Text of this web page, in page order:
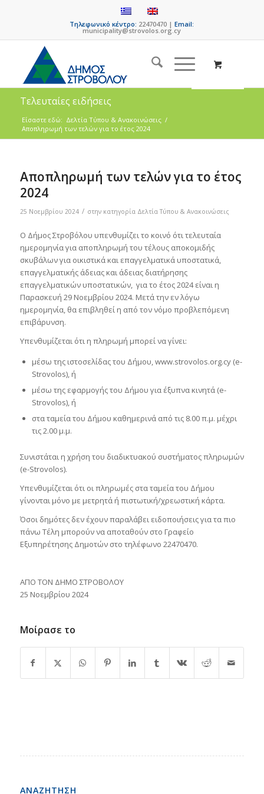
Τηλεφωνικό κέντρο: 22470470 |Email:
municipality@strovolos.org.cy
Τελευταίες ειδήσεις
Είσαστε εδώ: Δελτία Τύπου & Ανακοινώσεις /
Αποπληρωμή των τελών για το έτος 2024
Αποπληρωμή των τελών για το έτος
2024
25 Νοεμβρίου 2024 / στην κατηγορία Δελτία Τύπου & Ανακοινώσεις
Ο Δήμος Στροβόλου υπενθυμίζει το κοινό ότι τελευταία
ημερομηνία για αποπληρωμή του τέλους αποκομιδής
σκυβάλων για οικιστικά και επαγγελματικά υποστατικά,
επαγγελματικής άδειας και άδειας διατήρησης
επαγγελματικών υποστατικών, για το έτος 2024 είναι η
Παρασκευή 29 Νοεμβρίου 2024. Μετά την εν λόγω
ημερομηνία, θα επιβληθεί η από τον νόμο προβλεπόμενη
επιβάρυνση.
Υπενθυμίζεται ότι η πληρωμή μπορεί να γίνει:
μέσω της ιστοσελίδας του Δήμου, www.strovolos.org.cy (e-
Strovolos), ή
μέσω της εφαρμογής του Δήμου για έξυπνα κινητά (e-
Strovolos), ή
στα ταμεία του Δήμου καθημερινά από τις 8.00 π.μ. μέχρι
τις 2.00 μ.μ.
Συνιστάται η χρήση του διαδικτυακού συστήματος πληρωμών
(e-Strovolos).
Υπενθυμίζεται ότι οι πληρωμές στα ταμεία του Δήμου
γίνονται μόνο με μετρητά ή πιστωτική/χρεωστική κάρτα.
Όσοι δημότες δεν έχουν παραλάβει ειδοποιήσεις για τα πιο
πάνω Τέλη μπορούν να αποταθούν στο Γραφείο
Εξυπηρέτησης Δημοτών στο τηλέφωνο 22470470.
ΑΠΟ ΤΟΝ ΔΗΜΟ ΣΤΡΟΒΟΛΟΥ
25 Νοεμβρίου 2024
Μοίρασε το
ΑΝΑΖΗΤΗΣΗ